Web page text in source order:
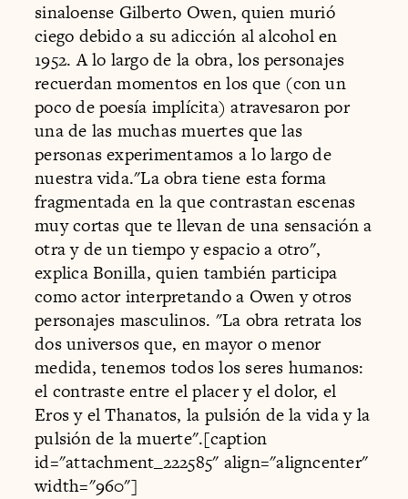
sinaloense Gilberto Owen, quien murió
ciego debido a su adicción al alcohol en
1952. A lo largo de la obra, los personajes
recuerdan momentos en los que (con un
poco de poesía implícita) atravesaron por
una de las muchas muertes que las
personas experimentamos a lo largo de
nuestra vida."La obra tiene esta forma
fragmentada en la que contrastan escenas
muy cortas que te llevan de una sensación a
otra y de un tiempo y espacio a otro",
explica Bonilla, quien también participa
como actor interpretando a Owen y otros
personajes masculinos. "La obra retrata los
dos universos que, en mayor o menor
medida, tenemos todos los seres humanos:
el contraste entre el placer y el dolor, el
Eros y el Thanatos, la pulsión de la vida y la
pulsión de la muerte".[caption
id="attachment_222585" align="aligncenter"
width="960"]